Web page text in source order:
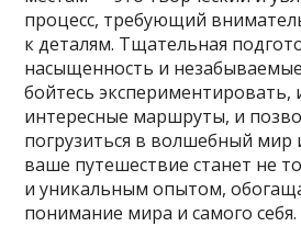
процесс, требующий
к деталям. Тщательная
насыщенность и
бойтесь экспериментировать,
интересные маршруты, и
погрузиться в волшебный мир
ваше путешествие станет не
и уникальным опытом,
понимание мира и самого себя.